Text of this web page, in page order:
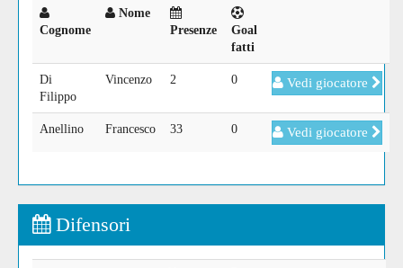
Cognome
Nome
Presenze
Goal
fatti
Di
Filippo
Vincenzo 2 0 Vedi giocatore
Anellino Francesco 33 0 Vedi giocatore
Difensori